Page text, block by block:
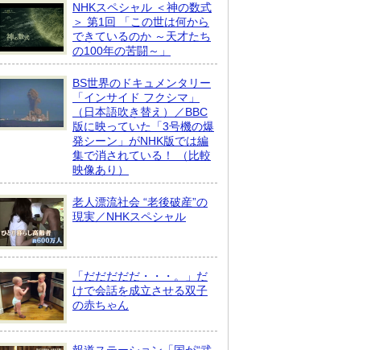
NHKスペシャル ＜神の数式
＞ 第1回 「この世は何から
できているのか ～天才たち
の100年の苦闘～」
BS世界のドキュメンタリー
「インサイド フクシマ」
（日本語吹き替え）／BBC
版に映っていた「3号機の爆
発シーン」がNHK版では編
集で消されている！ （比較
映像あり）
老人漂流社会 “老後破産”の
現実／NHKスペシャル
「だだだだだ・・・。」だ
けで会話を成立させる双子
の赤ちゃん